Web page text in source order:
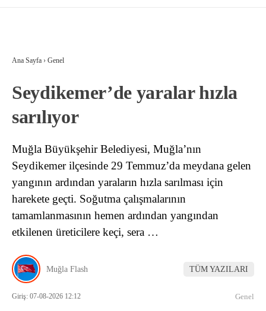
Ana Sayfa › Genel
Seydikemer’de yaralar hızla
sarılıyor
Muğla Büyükşehir Belediyesi, Muğla’nın
Seydikemer ilçesinde 29 Temmuz’da meydana gelen
yangının ardından yaraların hızla sarılması için
harekete geçti. Soğutma çalışmalarının
tamamlanmasının hemen ardından yangından
etkilenen üreticilere keçi, sera …
Muğla Flash TÜM YAZILARI
Giriş: 07-08-2026 12:12 Genel